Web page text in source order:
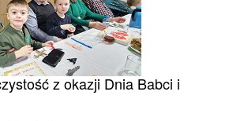
z okazji Dnia Babci i